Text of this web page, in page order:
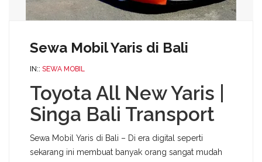
Sewa Mobil Yaris di Bali
IN:: SEWA MOBIL
Toyota All New Yaris |
Singa Bali Transport
Sewa Mobil Yaris di Bali – Di era digital seperti
sekarang ini membuat banyak orang sangat mudah